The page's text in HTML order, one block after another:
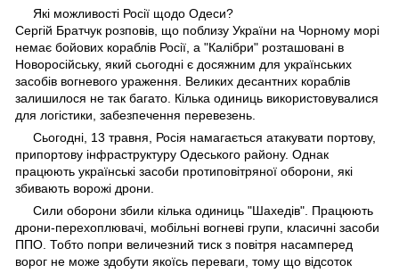
Які можливості Росії щодо Одеси?
Сергій Братчук розповів, що поблизу України на Чорному морі
немає бойових кораблів Росії, а "Калібри" розташовані в
Новоросійську, який сьогодні є досяжним для українських
засобів вогневого ураження. Великих десантних кораблів
залишилося не так багато. Кілька одиниць використовувалися
для логістики, забезпечення перевезень.
Сьогодні, 13 травня, Росія намагається атакувати портову,
припортову інфраструктуру Одеського району. Однак
працюють українські засоби протиповітряної оборони, які
збивають ворожі дрони.
Сили оборони збили кілька одиниць "Шахедів". Працюють
дрони-перехоплювачі, мобільні вогневі групи, класичні засоби
ППО. Тобто попри величезний тиск з повітря насамперед
ворог не може здобути якоїсь переваги, тому що відсоток